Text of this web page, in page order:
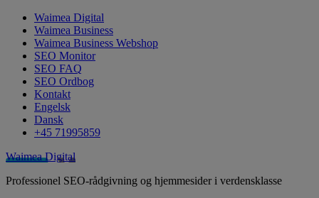
Waimea Digital
Waimea Business
Waimea Business Webshop
SEO Monitor
SEO FAQ
SEO Ordbog
Kontakt
Engelsk
Dansk
+45 71995859
Waimea Digital
Professionel SEO-rådgivning og hjemmesider i verdensklasse